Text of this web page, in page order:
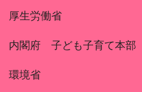
厚生労働省
内閣府 子ども子育て本部
環境省